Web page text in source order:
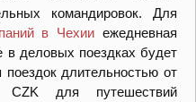
командировок. Для
в Чехии ежедневная
в деловых поездках будет
длительностью от
для путешествий